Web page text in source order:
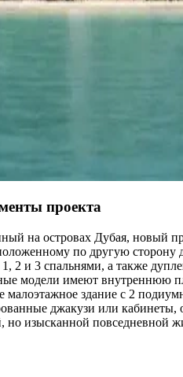
проекта
на островах Дубая, новый
по другую сторону
2 и 3 спальнями, а также
модели имеют внутреннюю
малоэтажное здание с 2
джакузи или кабинеты,
но изысканной повседневной